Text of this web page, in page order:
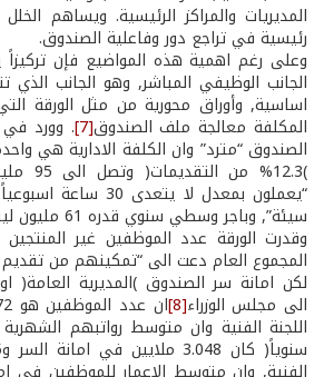
المديريات والمراكز الرئيسية. ويساهم
رئيسية في تراجع دور وفاعلية الصندوق.
وعلى رغم اهمية هذه المواضيع فإن تركيزاً
الجانب الوظيفي المباشر, وهو الجانب الذي
اساسية, وأوراق محورية من مثل الورقة التي
المكلفة معالجة ملف الصندوق[7] . وورد
الصندوق “مترد” وان الكلفة الادارية هي
“يعملون بمعدل لا
سيئة”, وباجر وسطي سنوي قدره 61 مليون ليرة للموظف الواحد.
المجموع العام دعت الى “تمكينهم من تقديم
لكن امانة سر الصندوق )المديرية
الى مجلس الوزراء[8]